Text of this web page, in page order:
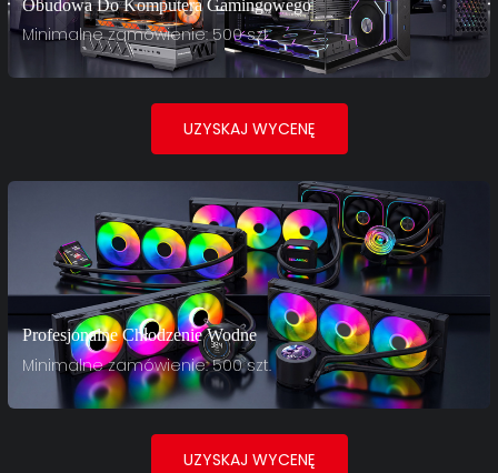
Obudowa Do Komputera Gamingowego
Minimalne zamówienie: 500 szt.
UZYSKAJ WYCENĘ
Profesjonalne Chłodzenie Wodne
Minimalne zamówienie: 500 szt.
UZYSKAJ WYCENĘ